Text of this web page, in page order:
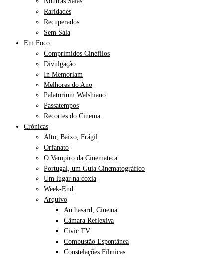
Raridades
Recuperados
Sem Sala
Em Foco
Comprimidos Cinéfilos
Divulgação
In Memoriam
Melhores do Ano
Palatorium Walshiano
Passatempos
Recortes do Cinema
Crónicas
Alto, Baixo, Frágil
Orfanato
O Vampiro da Cinemateca
Portugal, um Guia Cinematográfico
Um lugar na coxia
Week-End
Arquivo
Au hasard, Cinema
Câmara Reflexiva
Civic TV
Combustão Espontânea
Constelações Fílmicas